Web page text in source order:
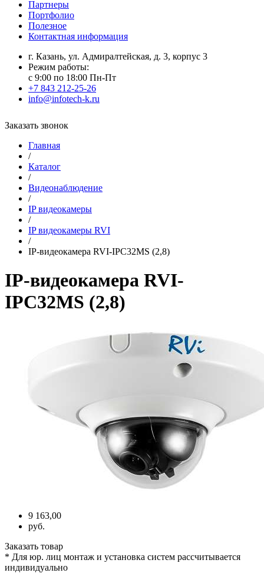
Партнеры
Портфолио
Полезное
Контактная информация
г. Казань, ул. Адмиралтейская, д. 3, корпус 3
Режим работы:
с 9:00 по 18:00 Пн-Пт
+7 843 212-25-26
info@infotech-k.ru
Заказать звонок
Главная
/
Каталог
/
Видеонаблюдение
/
IP видеокамеры
/
IP видеокамеры RVI
/
IP-видеокамера RVI-IPC32MS (2,8)
IP-видеокамера RVI-
IPC32MS (2,8)
9 163,00
руб.
Заказать товар
* Для юр. лиц монтаж и установка систем рассчитывается
индивидуально